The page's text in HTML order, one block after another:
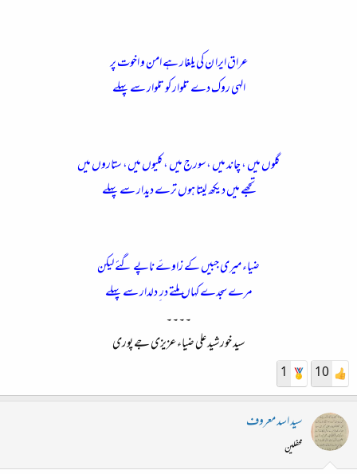
عراق ایرا ن کی یلغار ہے امن و اخوت پر
الہی روک دے تلوار کو تلوار سے پہلے
گلوں میں ، چاند میں ،سورج میں ،کلیوں میں، ستاروں میں
تجھے میں دیکھ لیتا ہوں ترے دیدار سے پہلے
ضیاء میری جبیں کے زاوےٴ ناپے گئے لیکن
مرے سجدے کہاں ملتے در ِ دلدار سے پہلے
۔۔۔۔
سید خورشید علی ضیاء عزیزی جے پوری​
10
1
سید اسد معروف
محفلین